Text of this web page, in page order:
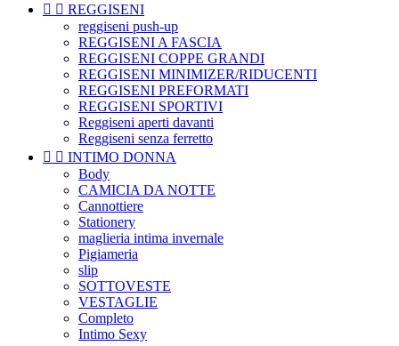
  REGGISENI
reggiseni push-up
REGGISENI A FASCIA
REGGISENI COPPE GRANDI
REGGISENI MINIMIZER/RIDUCENTI
REGGISENI PREFORMATI
REGGISENI SPORTIVI
Reggiseni aperti davanti
Reggiseni senza ferretto
  INTIMO DONNA
Body
CAMICIA DA NOTTE
Cannottiere
Stationery
maglieria intima invernale
Pigiameria
slip
SOTTOVESTE
VESTAGLIE
Completo
Intimo Sexy